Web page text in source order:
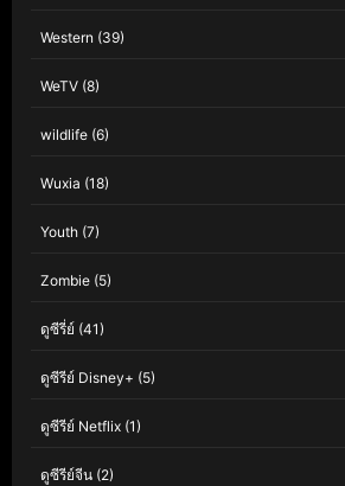
Western (39)
WeTV (8)
wildlife (6)
Wuxia (18)
Youth (7)
Zombie (5)
ดูซีรี่ย์ (41)
ดูซีรีย์ Disney+ (5)
ดูซีรีย์ Netflix (1)
ดูซีรีย์จีน (2)